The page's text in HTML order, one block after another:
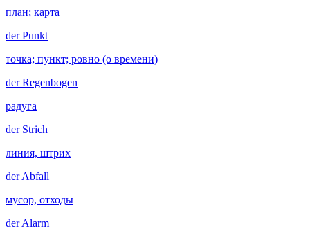
план; карта
derPunkt
точка; пункт; ровно (о времени)
derRegenbogen
радуга
derStrich
линия, штрих
derAbfall
мусор, отходы
derAlarm